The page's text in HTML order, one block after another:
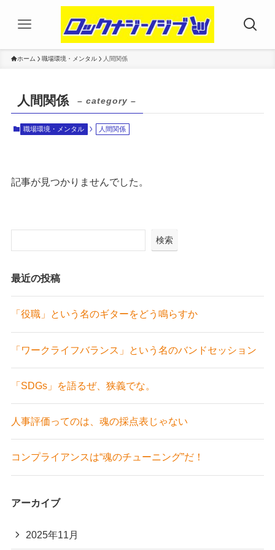
ホーム 職場環境・メンタル 人間関係
人間関係 – category –
職場環境・メンタル 人間関係
記事が見つかりませんでした。
検索
最近の投稿
「役職」という名のギターをどう鳴らすか
「ワークライフバランス」という名のバンドセッション
「SDGs」を語るぜ、狭義でな。
人事評価ってのは、魂の採点表じゃない
コンプライアンスは“魂のチューニング”だ！
アーカイブ
2025年11月